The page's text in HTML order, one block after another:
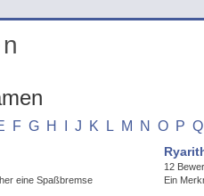
F G H J K L M N O P Q
eine Spaßbremse
12
Ein